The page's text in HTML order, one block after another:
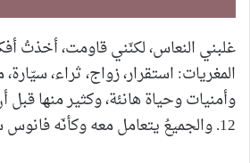
غلبني النعاس، لكنّني قاومت، أخذتُ
المغريات: استقرار، زواج، ثراء،
وأمنيات وحياة هانئة، وكثير منها
12. والجميعُ يتعامل معه وكأنّه فانوس سحريّ، إطلب تُعطى!